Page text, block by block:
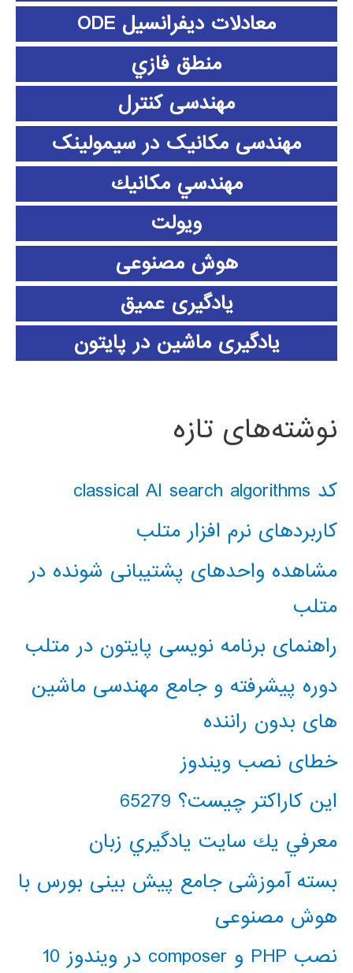
معادلات دیفرانسیل ODE
منطق فازي
مهندسی کنترل
مهندسی مکانیک در سیمولینک
مهندسي مكانيك
ویولت
هوش مصنوعی
یادگیری عمیق
یادگیری ماشین در پایتون
نوشته‌های تازه
کد classical AI search algorithms
کاربردهای نرم افزار متلب
مشاهده واحدهای پشتیبانی شونده در
متلب
راهنمای برنامه نویسی پایتون در متلب
دوره پیشرفته و جامع مهندسی ماشین
های بدون راننده
خطای نصب ویندوز
این کاراکتر چیست؟ 65279
معرفي يك سايت يادگيري زبان
بسته آموزشی جامع پیش بینی بورس با
هوش مصنوعی
نصب PHP و composer در ویندوز 10